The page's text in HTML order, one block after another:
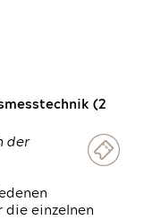
(2
der
die einzelnen